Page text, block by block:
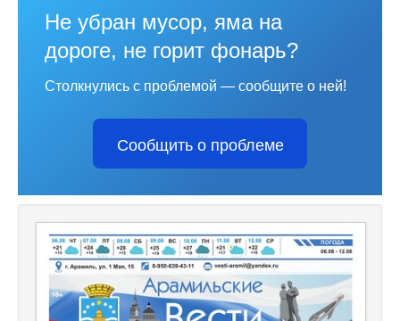
Не убран мусор, яма на
дороге, не горит фонарь?
Столкнулись с проблемой — сообщите о ней!
Сообщить о проблеме